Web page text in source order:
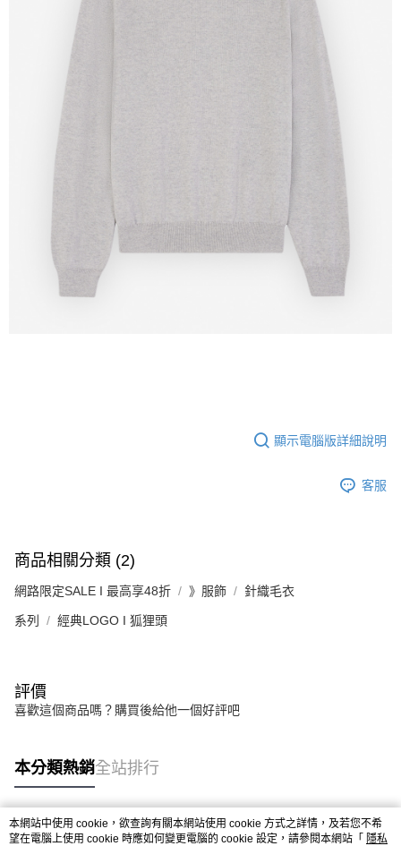
顯示電腦版詳細說明
客服
商品相關分類 (2)
網路限定SALE I 最高享48折 》服飾 針織毛衣
系列 經典LOGO I 狐狸頭
評價
喜歡這個商品嗎？購買後給他一個好評吧
本分類熱銷全站排行
熱門標籤
本網站中使用 cookie，欲查詢有關本網站使用 cookie 方式之詳情，及若您不希
望在電腦上使用 cookie 時應如何變更電腦的 cookie 設定，請參閱本網站「 隱私